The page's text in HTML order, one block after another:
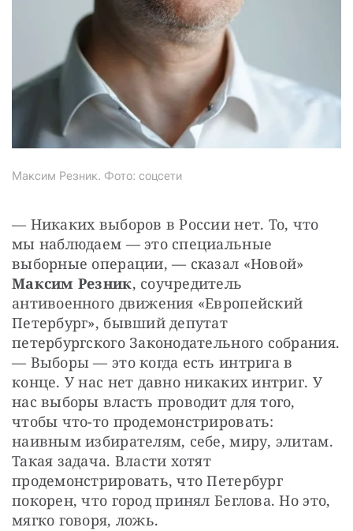
Максим Резник. Фото: соцсети
— Никаких выборов в России нет. То, что
мы наблюдаем — это специальные
выборные операции, — сказал «Новой»
Максим Резник, соучредитель
антивоенного движения «Европейский
Петербург», бывший депутат
петербургского Законодательного собрания.
— Выборы — это когда есть интрига в
конце. У нас нет давно никаких интриг. У
нас выборы власть проводит для того,
чтобы что-то продемонстрировать:
наивным избирателям, себе, миру, элитам.
Такая задача. Власти хотят
продемонстрировать, что Петербург
покорен, что город принял Беглова. Но это,
мягко говоря, ложь.